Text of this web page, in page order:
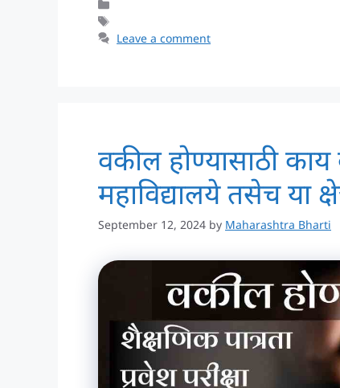
Leave a comment
वकील होण्यासाठी काय
महाविद्यालये तसेच या
September 12, 2024 by Maharashtra Bharti